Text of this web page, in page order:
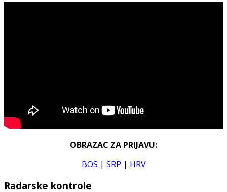
OBRAZAC ZA PRIJAVU:
BOS | SRP | HRV
Radarske kontrole